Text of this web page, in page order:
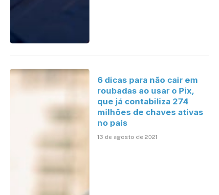
6 dicas para não cair em
roubadas ao usar o Pix,
que já contabiliza 274
milhões de chaves ativas
no país
13 de agosto de 2021